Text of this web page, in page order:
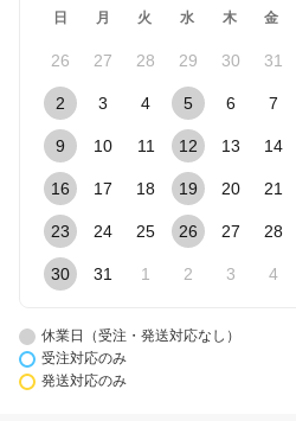
日 月 火 水 木 金
26 27 28 29 30 31
2 3 4 5 6 7
9 10 11 12 13 14
16 17 18 19 20 21
23 24 25 26 27 28
30 31 1 2 3 4
休業日（受注・発送対応なし）
受注対応のみ
発送対応のみ